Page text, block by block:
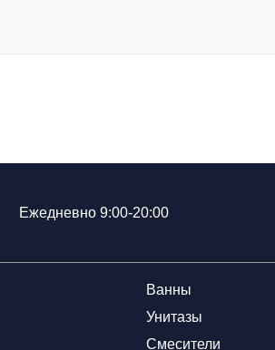
Ежедневно 9:00-20:00
Ванны
Унитазы
Смесители